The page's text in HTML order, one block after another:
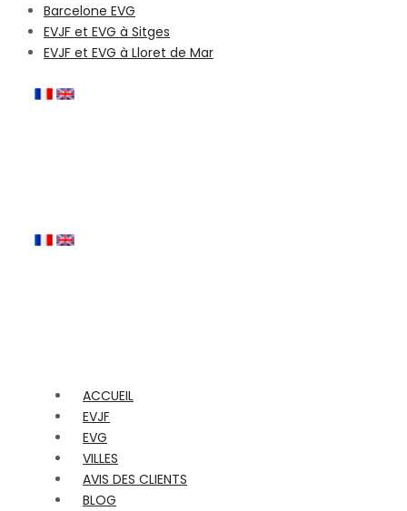
Barcelone EVG
EVJF et EVG à Sitges
EVJF et EVG à Lloret de Mar
ACCUEIL
EVJF
EVG
VILLES
AVIS DES CLIENTS
BLOG